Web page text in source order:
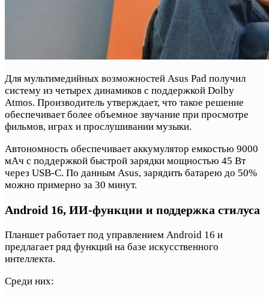
Для мультимедийных возможностей Asus Pad получил
систему из четырех динамиков с поддержкой Dolby
Atmos. Производитель утверждает, что такое решение
обеспечивает более объемное звучание при просмотре
фильмов, играх и прослушивании музыки.
Автономность обеспечивает аккумулятор емкостью 9000
мАч с поддержкой быстрой зарядки мощностью 45 Вт
через USB-C. По данным Asus, зарядить батарею до 50%
можно примерно за 30 минут.
Android 16, ИИ-функции и поддержка стилуса
Планшет работает под управлением Android 16 и
предлагает ряд функций на базе искусственного
интеллекта.
Среди них: